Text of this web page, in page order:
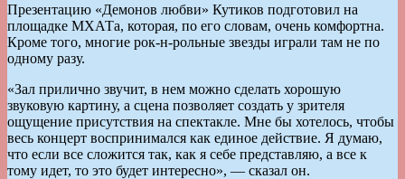
Презентацию «Демонов любви» Кутиков подготовил на
площадке МХАТа, которая, по его словам, очень комфортна.
Кроме того, многие рок-н-рольные звезды играли там не по
одному разу.
«Зал прилично звучит, в нем можно сделать хорошую
звуковую картину, а сцена позволяет создать у зрителя
ощущение присутствия на спектакле. Мне бы хотелось, чтобы
весь концерт воспринимался как единое действие. Я думаю,
что если все сложится так, как я себе представляю, а все к
тому идет, то это будет интересно», — сказал он.